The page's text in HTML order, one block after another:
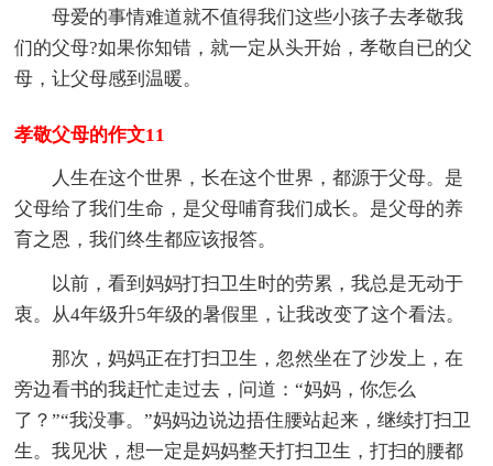
母爱的事情难道就不值得我们这些小孩子去孝敬我
们的父母?如果你知错，就一定从头开始，孝敬自已的父
母，让父母感到温暖。
孝敬父母的作文11
人生在这个世界，长在这个世界，都源于父母。是
父母给了我们生命，是父母哺育我们成长。是父母的养
育之恩，我们终生都应该报答。
以前，看到妈妈打扫卫生时的劳累，我总是无动于
衷。从4年级升5年级的暑假里，让我改变了这个看法。
那次，妈妈正在打扫卫生，忽然坐在了沙发上，在
旁边看书的我赶忙走过去，问道：“妈妈，你怎么
了？”“我没事。”妈妈边说边捂住腰站起来，继续打扫卫
生。我见状，想一定是妈妈整天打扫卫生，打扫的腰都